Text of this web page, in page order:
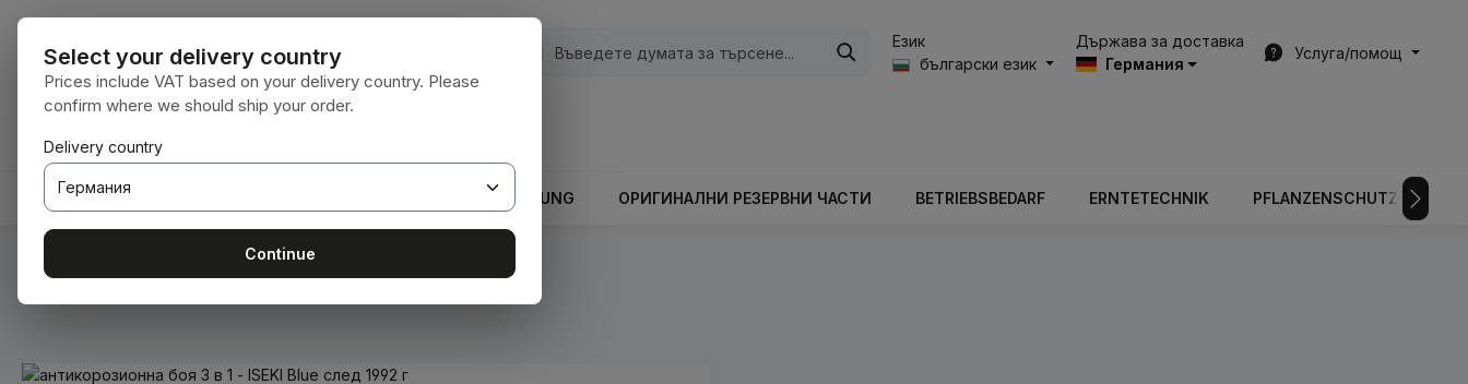
към основното съдържание
Преминете към търсенето
Преминете към основната навигация
Език
български език
Държава за доставка
Германия
Услуга/помощ
НАЧАЛНА СТРАНИЦА BODENBEARBEITUNG ОРИГИНАЛНИ РЕЗЕРВНИ ЧАСТИ BETRIEBSBEDARF ERNTETECHNIK PFLANZENSCHUTZTECHNIK
Вие сте тук: Бои и лакове
Пропуснете галерия с изображения
Select your delivery country
Prices include VAT based on your delivery country. Please
confirm where we should ship your order.
Delivery country
Continue